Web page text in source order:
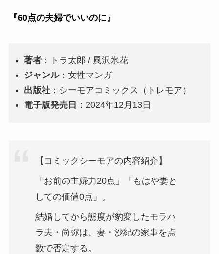
『60点の夫婦でいいのに』
著者 ：トラ太郎 / 風沢氷花
ジャンル：女性マンガ
出版社 ：シーモアコミックス（トレモア）
電子版発売日 ：2024年12月13日
【コミックシーモアの内容紹介】
「お前の主婦力20点」「もはや妻と
しての価値0点」。
結婚してから態度が豹変したモラハ
ラ夫・尚弥は、妻・沙紀の家事を点
数で否定する。